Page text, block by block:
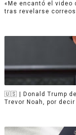
«Me encantó el video
tras revelarse
🇺🇸 | Donald Trump
Trevor Noah, por